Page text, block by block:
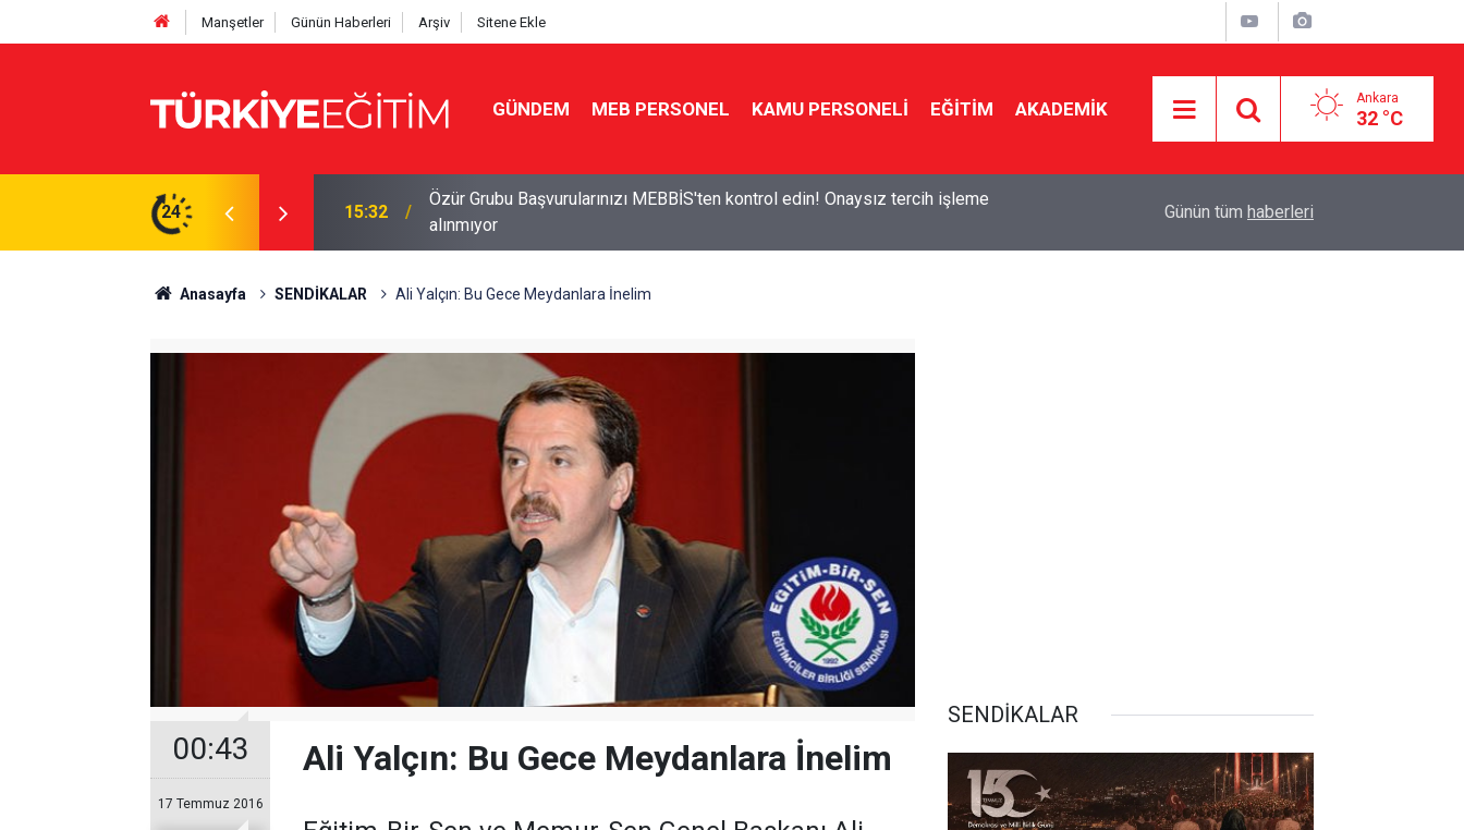
Manşetler Günün Haberleri Arşiv Sitene Ekle
GÜNDEM MEB PERSONEL KAMU PERSONELİ EĞİTİM AKADEMİK Ankara
32 °C
24
kontrol edin! Onaysız tercih işleme
15:29 Öğretmen ve Sınıf seçimi kurayla! 16 kritere göre sınıf dağıtımı yapılacak Okul Liderliğinde Karakter ve Donanımın
Günün tüm haberleri
Anasayfa SENDİKALAR Ali Yalçın: Bu Gece Meydanlara İnelim
00:43
17 Temmuz 2016
Ali Yalçın: Bu Gece Meydanlara İnelim
SENDİKALAR